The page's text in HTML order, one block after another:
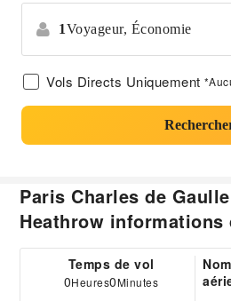
1Voyageur, Économie
Vols Directs Uniquement
Paris Charles de
Heathrow informations
Temps de vol
0Heures0Minutes